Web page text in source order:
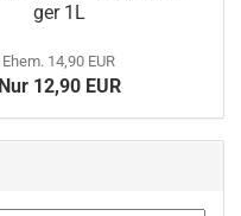
ger 1L
Ehem. 14,90 EUR
Nur 12,90 EUR